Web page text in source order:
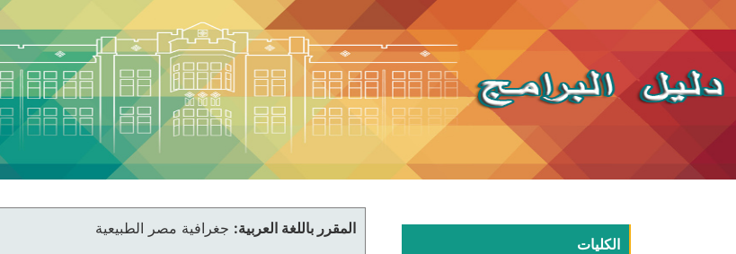
الكليات
المقرر باللغة العربية: جغرافية مصر الطبيعية